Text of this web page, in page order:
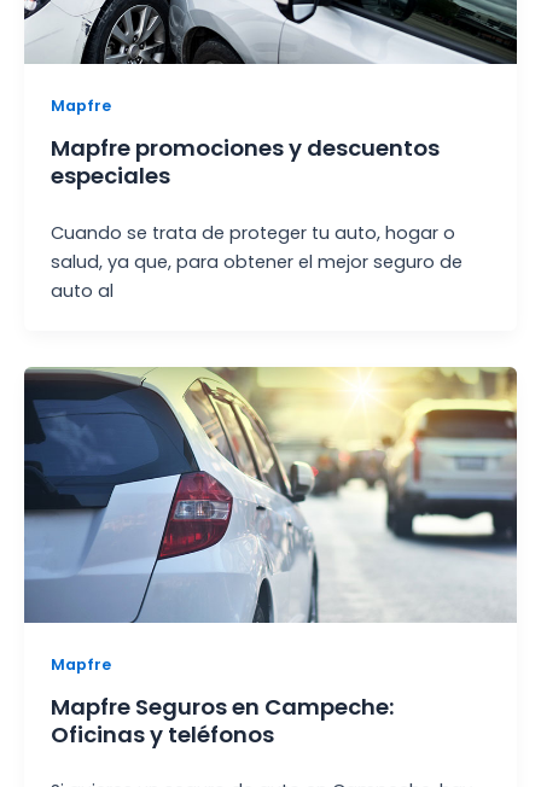
Mapfre
Mapfre promociones y descuentos
especiales
Cuando se trata de proteger tu auto, hogar o
salud, ya que, para obtener el mejor seguro de
auto al
Mapfre
Mapfre Seguros en Campeche:
Oficinas y teléfonos